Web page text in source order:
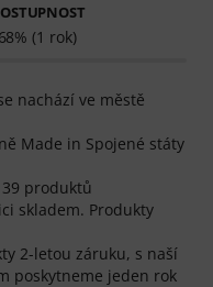
(1 rok)
nachází ve městě
Made in Spojené státy
produktů
skladem. Produkty
2-letou záruku, s naší
poskytneme jeden rok